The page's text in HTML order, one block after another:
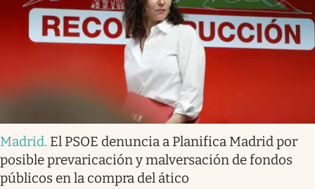
Madrid. El PSOE denuncia a Planifica Madrid por
posible prevaricación y malversación de fondos
públicos en la compra del ático